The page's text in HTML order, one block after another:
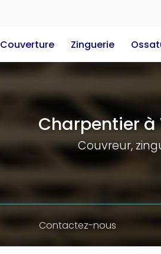
Couverture Zinguerie
Charpentier à
Couvreur,
Contactez-nous